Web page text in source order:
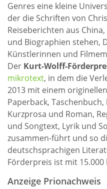
Genres eine kleine
der die Schriften von
Reiseberichten aus
und Biographien stehen,
Künstlerinnen und
Der Kurt-Wolff-
mikrotext, in dem die
2013 mit einem
Paperback,
Kurzprosa und Roman,
und Songtext, Lyrik und
zusammen-führt und so
deutschsprachigen
Förderpreis ist mit
Anzeige Prionachweis